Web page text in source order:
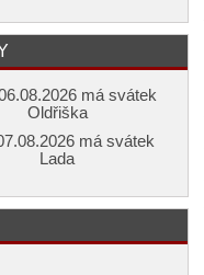
má svátek
Oldřiška
má svátek
Lada